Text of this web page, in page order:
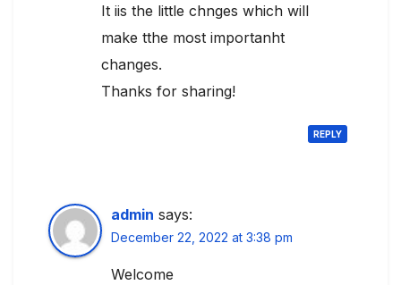
It iis the little chnges which will
make tthe most importanht
changes.
Thanks for sharing!
REPLY
admin says:
December 22, 2022 at 3:38 pm
Welcome